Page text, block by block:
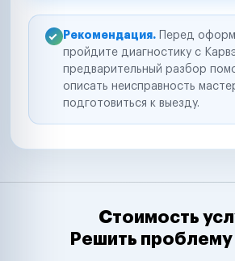
Рекомендация. Перед
пройдите диагностику с
предварительный разбор
описать неисправность
подготовиться к выезду.
Стоимость
Решить проблему